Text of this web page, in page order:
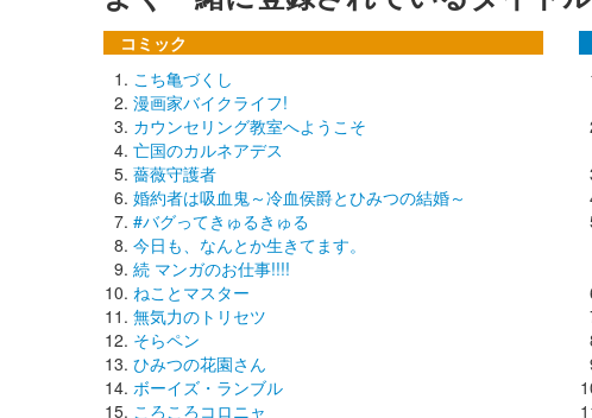
コミック
こち亀づくし
漫画家バイクライフ!
カウンセリング教室へようこそ
亡国のカルネアデス
薔薇守護者
婚約者は吸血鬼～冷血侯爵とひみつの結婚～
#バグってきゅるきゅる
今日も、なんとか生きてます。
続 マンガのお仕事!!!!
ねことマスター
無気力のトリセツ
そらペン
ひみつの花園さん
ボーイズ・ランブル
ころころコロニャ